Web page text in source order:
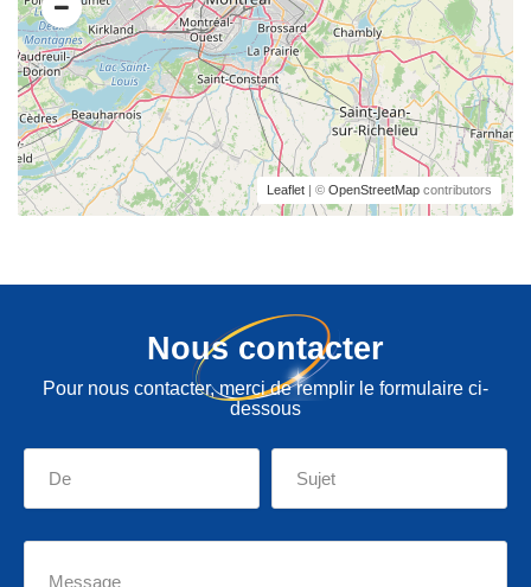
Leaflet | © OpenStreetMap contributors
Nous contacter
Pour nous contacter, merci de remplir le formulaire ci-
dessous